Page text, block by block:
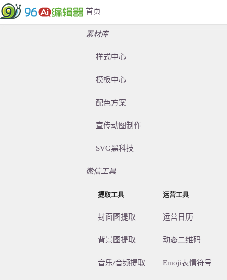
首页
素材库
样式中心
模板中心
配色方案
宣传动图制作
SVG黑科技
微信工具
提取工具
封面图提取
背景图提取
音乐/音频提取
运营工具
运营日历
动态二维码
Emoji表情符号